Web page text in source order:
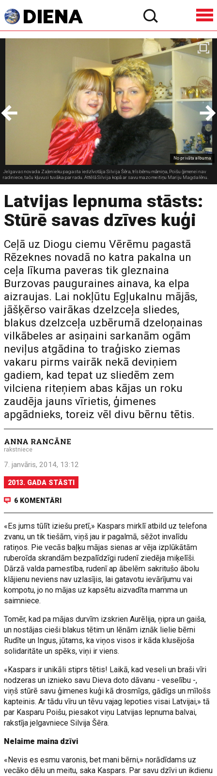
No privāta albuma
Jelgavas novada Zaļenieku pagasta iedzīvotāja Silvija Šēra, trīs bērnu māmiņa, Poišu ģimenei nav
radiniece, taču kļuvusi tuvāka par radu. Attēlā Silvija kopā ar savu mazo meitiņu Mariju Magdalēnu.
Latvijas lepnuma stāsts:
Stūrē savas dzīves kuģi
Ceļā uz Diogu ciemu Vērēmu pagastā
Rēzeknes novadā no katra pakalna un
ceļa līkuma paveras tik gleznaina
Burzovas pauguraines ainava, ka elpa
aizraujas. Lai nokļūtu Egļukalnu mājās,
jāšķērso vairākas dzelzceļa sliedes,
blakus dzelzceļa uzbērumā dzeloņainas
vilkābeles ar asiņaini sarkanām ogām
neviļus atgādina to traģisko ziemas
vakaru pirms vairāk nekā deviņiem
gadiem, kad tepat uz sliedēm zem
vilciena riteņiem abas kājas un roku
zaudēja jauns vīrietis, ģimenes
apgādnieks, toreiz vēl divu bērnu tētis.
ANNA RANCĀNE
rakstniece
7. janvāris, 2014, 13:12
2013. GADA STĀSTI
6 KOMENTĀRI
«Es jums tūlīt iziešu pretī,» Kaspars mirklī atbild uz telefona
zvanu, un tik tiešām, viņš jau ir pagalmā, sēžot invalīdu
ratiņos. Pie vecās baļķu mājas sienas ar vēja izplūkātām
ruberoīda skrandām bezpalīdzīgi rudenī ziedēja miķelīši.
Dārzā valda pamestība, rudenī ap ābelēm sakritušo ābolu
klājienu neviens nav uzlasījis, lai gatavotu ievārījumu vai
kompotu, jo no mājas uz kapsētu aizvadīta mamma un
saimniece.
Tomēr, kad pa mājas durvīm izskrien Aurēlija, ņipra un gaiša,
un nostājas cieši blakus tētim un lēnām iznāk lielie bērni
Rudīte un Ingus, jūtams, ka viņos visos ir kāda klusējoša
solidaritāte un spēks, viņi ir viens.
«Kaspars ir unikāli stiprs tētis! Laikā, kad veseli un braši vīri
nodzeras un iznieko savu Dieva doto dāvanu - veselību -,
viņš stūrē savu ģimenes kuģi kā drosmīgs, gādīgs un mīlošs
kapteinis. Ar tādu vīru un tēvu vajag lepoties visai Latvijai,» tā
par Kasparu Poišu, piesakot viņu Latvijas lepnuma balvai,
rakstīja jelgavniece Silvija Šēra.
Nelaime maina dzīvi
«Nevis es esmu varonis, bet mani bērni,» norādīdams uz
vecāko dēlu un meitu, saka Kaspars. Par savu dzīvi un ikdienu